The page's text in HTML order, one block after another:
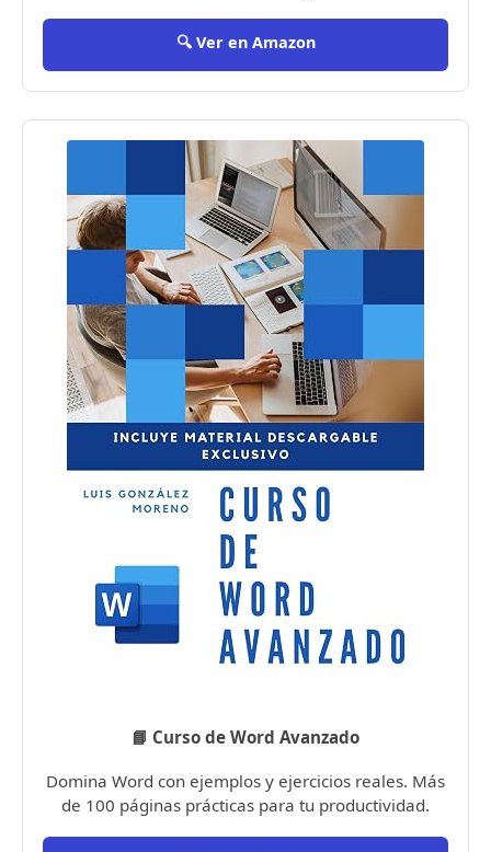
🔍 Ver en Amazon
📘 Curso de Word Avanzado
Domina Word con ejemplos y ejercicios reales. Más
de 100 páginas prácticas para tu productividad.